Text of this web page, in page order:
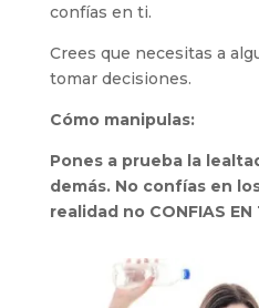
confías en ti.
Crees que necesitas a
tomar decisiones.
Cómo manipulas:
Pones a prueba la
demás. No confías en
realidad no CONFIAS EN